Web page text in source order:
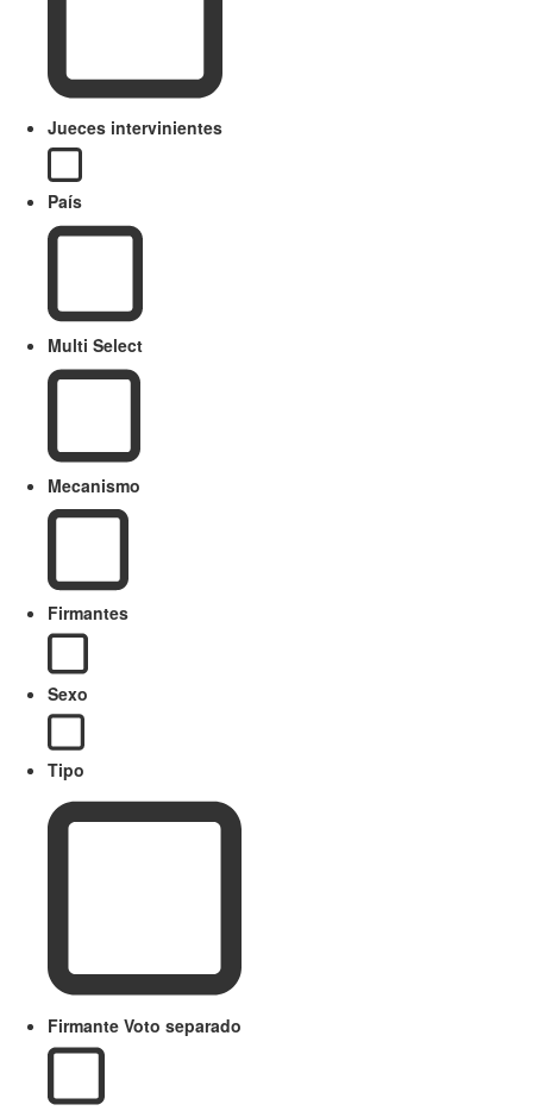
Jueces intervinientes
País
Multi Select
Mecanismo
Firmantes
Sexo
Tipo
Firmante Voto separado